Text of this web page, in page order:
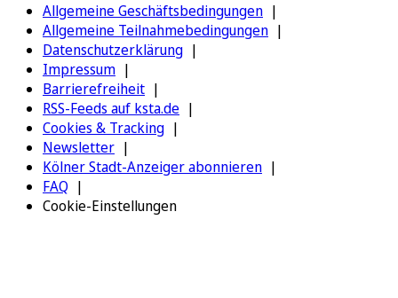
Allgemeine Geschäftsbedingungen
Allgemeine Teilnahmebedingungen
Datenschutzerklärung
Impressum
Barrierefreiheit
RSS-Feeds auf ksta.de
Cookies & Tracking
Newsletter
Kölner Stadt-Anzeiger abonnieren
FAQ
Cookie-Einstellungen